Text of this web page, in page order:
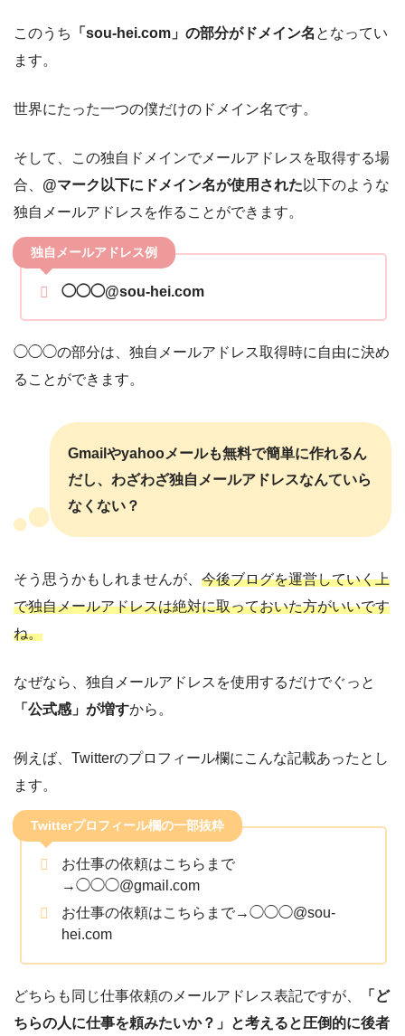
このうち 「sou-hei.com」の部分がドメイン名 となってい
ます。
世界にたった一つの僕だけのドメイン名です。
そして、この独自ドメインでメールアドレスを取得する場
合、 @マーク以下にドメイン名が使用された以下のような
独自メールアドレスを作ることができます。
独自メールアドレス例
◯◯◯@sou-hei.com
◯◯◯の部分は、独自メールアドレス取得時に自由に決め
ることができます。
Gmailやyahooメールも無料で簡単に作れるん
だし、わざわざ独自メールアドレスなんていら
なくない？
そう思うかもしれませんが、 今後ブログを運営していく上
で独自メールアドレスは絶対に取っておいた方がいいです
ね。
なぜなら、独自メールアドレスを使用するだけでぐっと
「公式感」が増すから。
例えば、Twitterのプロフィール欄にこんな記載あったとし
ます。
Twitterプロフィール欄の一部抜粋
お仕事の依頼はこちらまで
→◯◯◯@gmail.com
お仕事の依頼はこちらまで→◯◯◯@sou-
hei.com
どちらも同じ仕事依頼のメールアドレス表記ですが、
「ど
ちらの人に仕事を頼みたいか？」と考えると圧倒的に後者